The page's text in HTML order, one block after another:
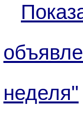
неделя"